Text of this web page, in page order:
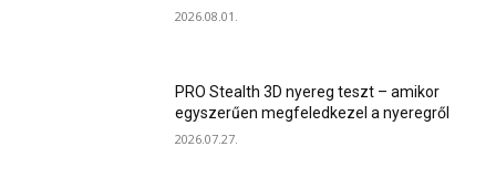
2026.08.01.
PRO Stealth 3D nyereg teszt – amikor
egyszerűen megfeledkezel a nyeregről
2026.07.27.